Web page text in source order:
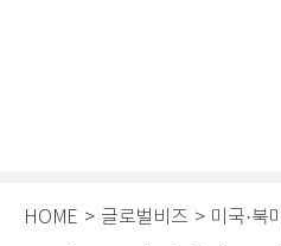
HOME > 글로벌비즈 > 미국·북미